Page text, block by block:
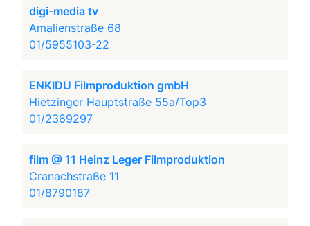
digi-media tv
Amalienstraße 68
01/5955103-22
ENKIDU Filmproduktion gmbH
Hietzinger Hauptstraße 55a/Top3
01/2369297
film @ 11 Heinz Leger Filmproduktion
Cranachstraße 11
01/8790187